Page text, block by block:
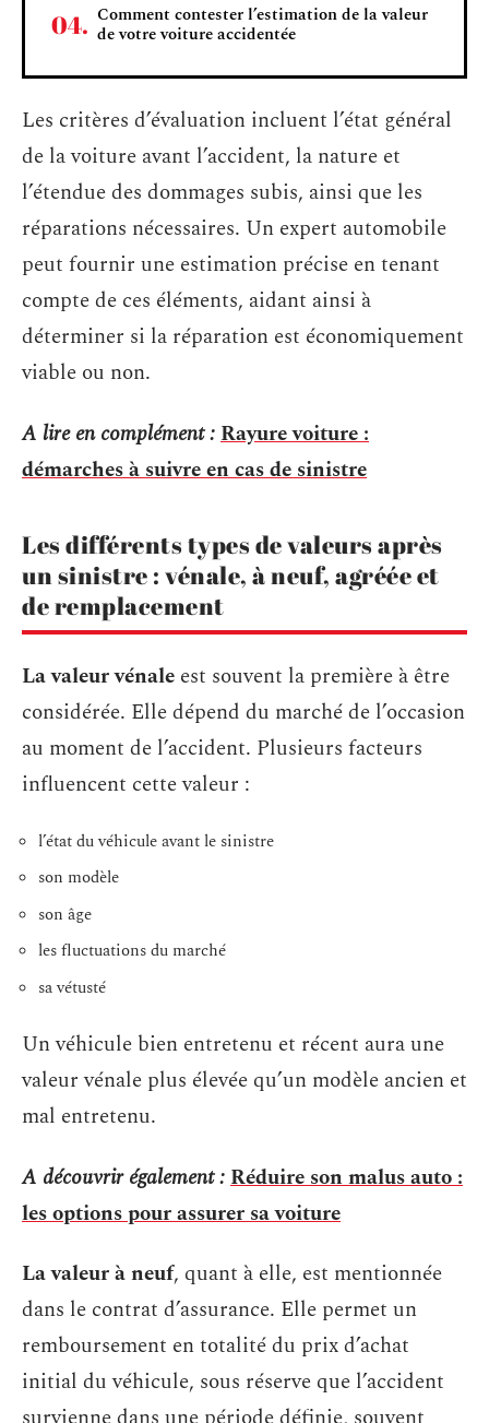
Comment contester l’estimation de la valeur
de votre voiture accidentée
Les critères d’évaluation incluent l’état général
de la voiture avant l’accident, la nature et
l’étendue des dommages subis, ainsi que les
réparations nécessaires. Un expert automobile
peut fournir une estimation précise en tenant
compte de ces éléments, aidant ainsi à
déterminer si la réparation est économiquement
viable ou non.
A lire en complément :Rayure voiture :
démarches à suivre en cas de sinistre
Les différents types de valeurs après
un sinistre : vénale, à neuf, agréée et
de remplacement
La valeur vénale est souvent la première à être
considérée. Elle dépend du marché de l’occasion
au moment de l’accident. Plusieurs facteurs
influencent cette valeur :
l’état du véhicule avant le sinistre
son modèle
son âge
les fluctuations du marché
sa vétusté
Un véhicule bien entretenu et récent aura une
valeur vénale plus élevée qu’un modèle ancien et
mal entretenu.
A découvrir également :Réduire son malus auto :
les options pour assurer sa voiture
La valeur à neuf, quant à elle, est mentionnée
dans le contrat d’assurance. Elle permet un
remboursement en totalité du prix d’achat
initial du véhicule, sous réserve que l’accident